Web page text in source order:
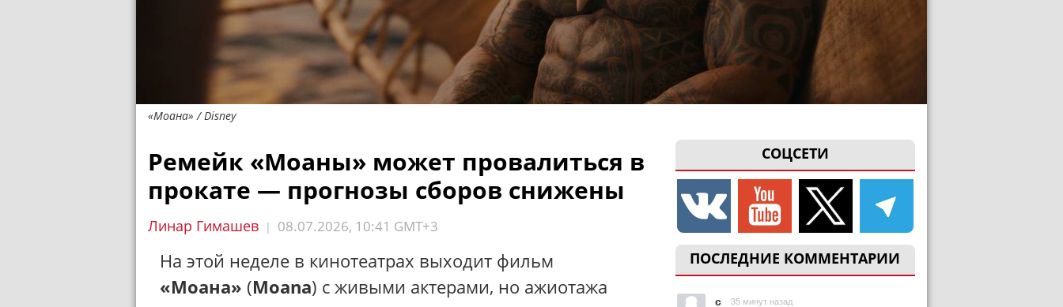
«Моана» / Disney
СОЦСЕТИ
ПОСЛЕДНИЕ КОММЕНТАРИИ
с 35 минут назад
Ремейк «Моаны» может провалиться в
прокате — прогнозы сборов снижены
Линар Гимашев | 08.07.2026, 10:41 GMT+3
На этой неделе в кинотеатрах выходит фильм
«Моана» (Moana) с живыми актерами, но ажиотажа